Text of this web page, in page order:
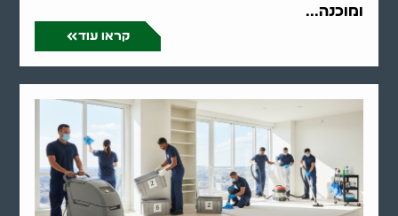
ומוכנה...
קראו עוד